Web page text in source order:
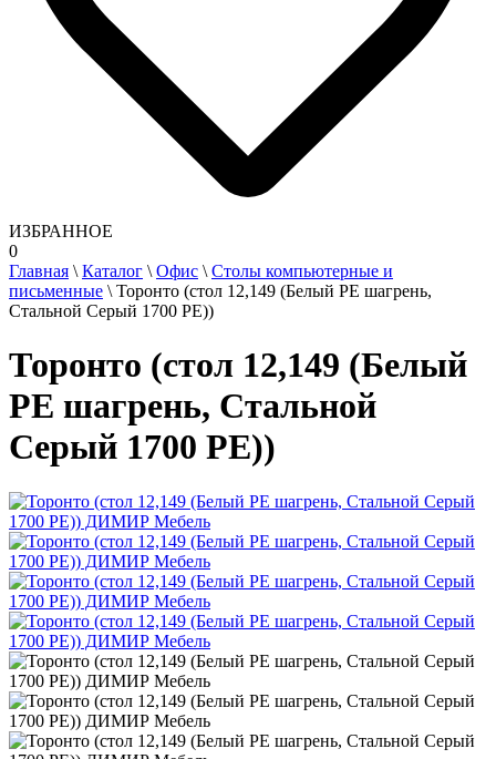
ИЗБРАННОЕ
0
Главная \ Каталог \ Офис \ Столы компьютерные и
письменные \ Торонто (стол 12,149 (Белый РЕ шагрень,
Стальной Серый 1700 РЕ))
Торонто (стол 12,149 (Белый
РЕ шагрень, Стальной
Серый 1700 РЕ))